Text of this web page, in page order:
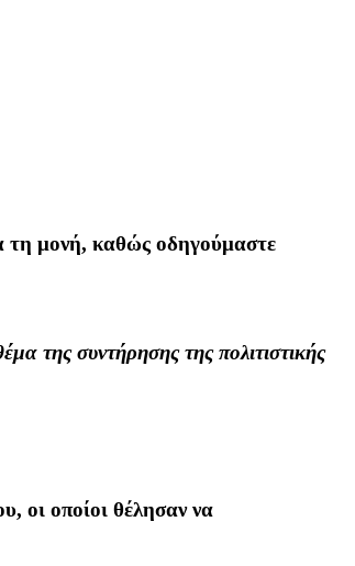
τη μονή, καθώς οδηγούμαστε
της συντήρησης της πολιτιστικής
οι οποίοι θέλησαν να